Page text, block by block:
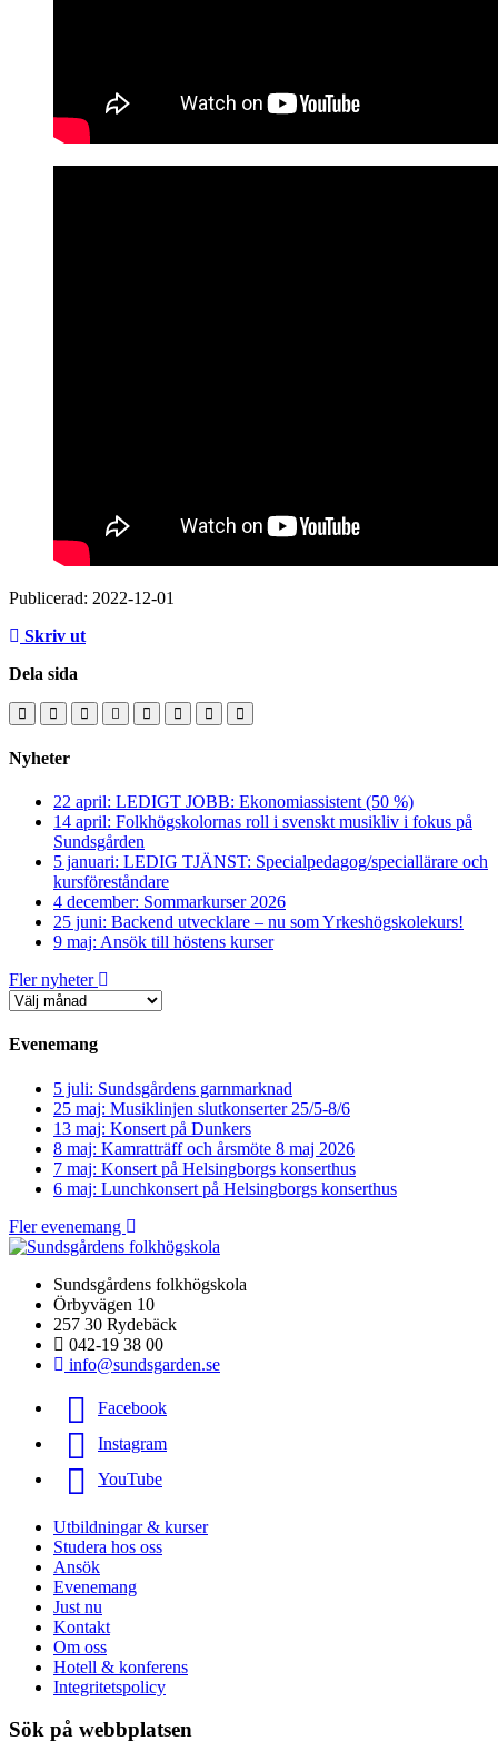
Publicerad: 2022-12-01
Skriv ut
Dela sida
Nyheter
22 april: LEDIGT JOBB: Ekonomiassistent (50 %)
14 april: Folkhögskolornas roll i svenskt musikliv i fokus på
Sundsgården
5 januari: LEDIG TJÄNST: Specialpedagog/speciallärare och
kursföreståndare
4 december: Sommarkurser 2026
25 juni: Backend utvecklare – nu som Yrkeshögskolekurs!
9 maj: Ansök till höstens kurser
Fler nyheter
Evenemang
5 juli: Sundsgårdens garnmarknad
25 maj: Musiklinjen slutkonserter 25/5-8/6
13 maj: Konsert på Dunkers
8 maj: Kamratträff och årsmöte 8 maj 2026
7 maj: Konsert på Helsingborgs konserthus
6 maj: Lunchkonsert på Helsingborgs konserthus
Fler evenemang
Sundsgårdens folkhögskola
Örbyvägen 10
257 30 Rydebäck
042-19 38 00
info@sundsgarden.se
Facebook
Instagram
YouTube
Utbildningar & kurser
Studera hos oss
Ansök
Evenemang
Just nu
Kontakt
Om oss
Hotell & konferens
Integritetspolicy
Sök på webbplatsen